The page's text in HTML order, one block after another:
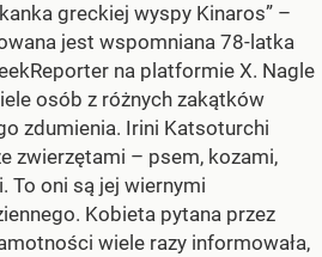
greckiej wyspy Kinaros” –
jest wspomniana 78-latka
na platformie X. Nagle
osób z różnych zakątków
zdumienia. Irini Katsoturchi
zwierzętami – psem, kozami,
To oni są jej wiernymi
Kobieta pytana przez
wiele razy informowała,